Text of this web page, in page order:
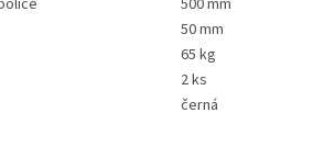
50 mm
65 kg
2 ks
černá